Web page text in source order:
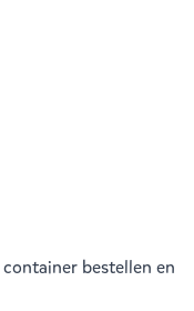
container bestellen en